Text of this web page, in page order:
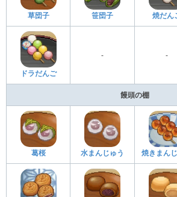
草団子 笹団子 焼だん
ドラだんご
- -
饅頭の棚
葛桜 水まんじゅう 焼きまん